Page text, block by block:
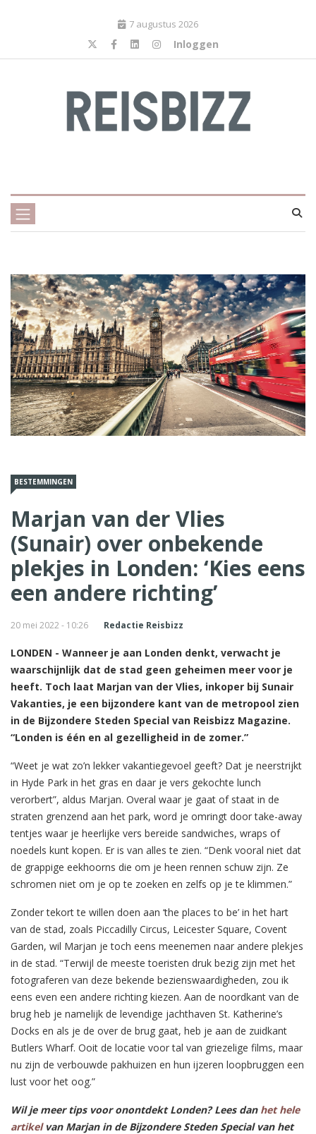
7 augustus 2026
Inloggen
BESTEMMINGEN
Marjan van der Vlies
(Sunair) over onbekende
plekjes in Londen: ‘Kies eens
een andere richting’
20 mei 2022 - 10:26 Redactie Reisbizz
LONDEN - Wanneer je aan Londen denkt, verwacht je
waarschijnlijk dat de stad geen geheimen meer voor je
heeft. Toch laat Marjan van der Vlies, inkoper bij Sunair
Vakanties, je een bijzondere kant van de metropool zien
in de Bijzondere Steden Special van Reisbizz Magazine.
“Londen is één en al gezelligheid in de zomer.”
“Weet je wat zo’n lekker vakantiegevoel geeft? Dat je neerstrijkt
in Hyde Park in het gras en daar je vers gekochte lunch
verorbert”, aldus Marjan. Overal waar je gaat of staat in de
straten grenzend aan het park, word je omringt door take-away
tentjes waar je heerlijke vers bereide sandwiches, wraps of
noedels kunt kopen. Er is van alles te zien. “Denk vooral niet dat
de grappige eekhoorns die om je heen rennen schuw zijn. Ze
schromen niet om je op te zoeken en zelfs op je te klimmen.”
Zonder tekort te willen doen aan ‘the places to be’ in het hart
van de stad, zoals Piccadilly Circus, Leicester Square, Covent
Garden, wil Marjan je toch eens meenemen naar andere plekjes
in de stad. “Terwijl de meeste toeristen druk bezig zijn met het
fotograferen van deze bekende bezienswaardigheden, zou ik
eens even een andere richting kiezen. Aan de noordkant van de
brug heb je namelijk de levendige jachthaven St. Katherine’s
Docks en als je de over de brug gaat, heb je aan de zuidkant
Butlers Wharf. Ooit de locatie voor tal van griezelige films, maar
nu zijn de verbouwde pakhuizen en hun ijzeren loopbruggen een
lust voor het oog.”
Wil je meer tips voor onontdekt Londen? Lees dan het hele
artikelvan Marjan in de Bijzondere Steden Special van het